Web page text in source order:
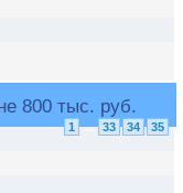
800 тыс. руб.
1 ... 33 34
35